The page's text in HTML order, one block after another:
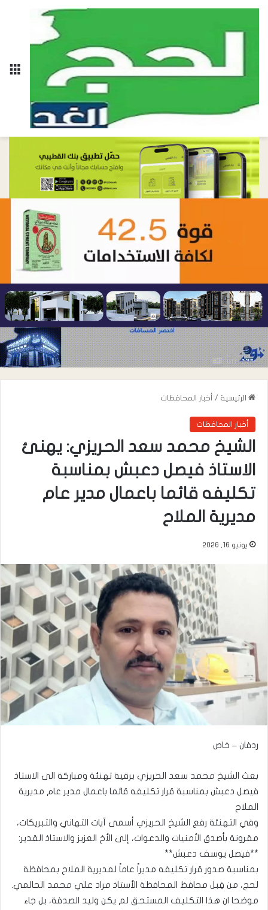
الرئيسية / أخبار المحافظات
أخبار المحافظات
الشيخ محمد سعد الحريزي: يهنئ
الاستاذ فيصل دعبش بمناسبة
تكليفه قائما باعمال مدير عام
مديرية الملاح
يونيو 16, 2026
ردفان – خاص
بعث الشيخ محمد سعد الحريزي برقية تهنئة ومباركة الى الاستاذ
فيصل دعبش بمناسبة قرار تكليفه قائما باعمال مدير عام مديرية
الملاح
وفي التهنئة رفع الشيخ الحريزي أسمى آيات التهاني والتبريكات،
مقرونة بأصدق الأمنيات والدعوات، إلى الأخ العزيز والاستاذ القدير:
**فيصل يوسف دعبش**
بمناسبة صدور قرار تكليفه مديراً عاماً لمديرية الملاح بمحافظة
لحج، من قِبل محافظ المحافظة الأستاذ مراد علي محمد الحالمي.
موضحا ان هذا التكليف المستحق لم يكن وليد الصدفة، بل جاء